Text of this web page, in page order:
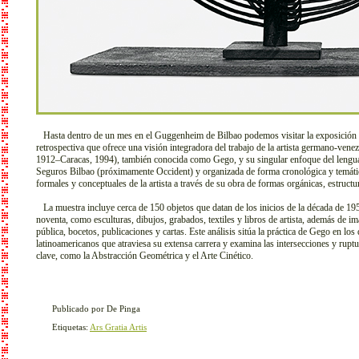
Hasta dentro de un mes en el Guggenheim de Bilbao podemos visitar la
retrospectiva que ofrece una visión integradora del trabajo de la artista germano-
1912–Caracas, 1994), también conocida como Gego, y su singular enfoque del
Seguros Bilbao (próximamente Occident) y organizada de forma cronológica y
formales y conceptuales de la artista a través de su obra de formas orgánicas,
La muestra incluye cerca de 150 objetos que datan de los inicios de la década de
noventa, como esculturas, dibujos, grabados, textiles y libros de artista, además de
pública, bocetos, publicaciones y cartas. Este análisis sitúa la práctica de Gego en
latinoamericanos que atraviesa su extensa carrera y examina las intersecciones y
clave, como la Abstracción Geométrica y el Arte Cinético.
Publicado por De Pinga
Etiquetas: Ars Gratia Artis